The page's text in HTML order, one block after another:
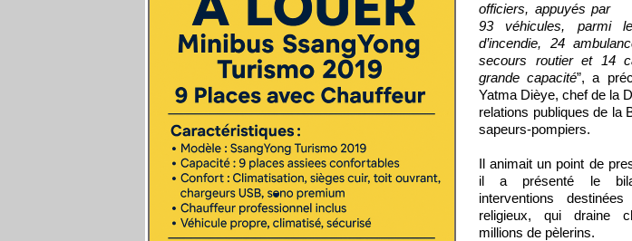
officiers, appuyés par
93 véhicules, parmi
d’incendie, 24
secours routier et 14
grande capacité”, a
Yatma Dièye, chef de la
relations publiques de la
sapeurs-pompiers.
Il animait un point de
il a présenté le
interventions
religieux, qui draine
millions de pèlerins.